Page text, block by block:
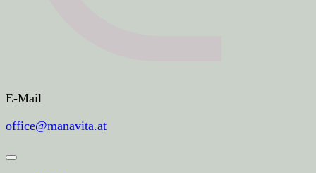
E-Mail
office@manavita.at